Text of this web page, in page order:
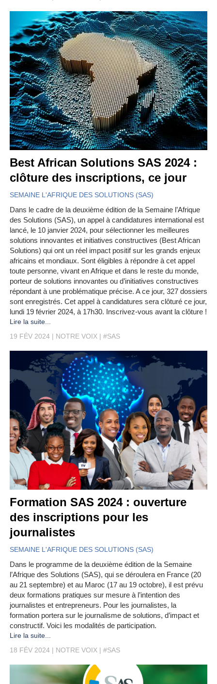
Best African Solutions SAS 2024 :
clôture des inscriptions, ce jour
SEMAINE L'AFRIQUE DES SOLUTIONS (SAS)
Dans le cadre de la deuxième édition de la Semaine l’Afrique
des Solutions (SAS), un appel à candidatures international est
lancé, le 10 janvier 2024, pour sélectionner les meilleures
solutions innovantes et initiatives constructives (Best African
Solutions) qui ont un réel impact positif sur les grands enjeux
africains et mondiaux. Sont éligibles à répondre à cet appel
toute personne, vivant en Afrique et dans le reste du monde,
porteur de solutions innovantes ou d’initiatives constructives
répondant à une problématique précise. A ce jour, 327 dossiers
sont enregistrés. Cet appel à candidatures sera clôturé ce jour,
lundi 19 février 2024, à 17h30. Inscrivez-vous avant la clôture !
Lire la suite...
19 FÉV 2024
NOTRE VOIX #SAS
Formation SAS 2024 : ouverture
des inscriptions pour les
journalistes
SEMAINE L'AFRIQUE DES SOLUTIONS (SAS)
Dans le programme de la deuxième édition de la Semaine
l’Afrique des Solutions (SAS), qui se déroulera en France (20
au 21 septembre) et au Maroc (17 au 19 octobre), il est prévu
deux formations pratiques sur mesure à l’intention des
journalistes et entrepreneurs. Pour les journalistes, la
formation portera sur le journalisme de solutions, d’impact et
constructif. Voici les modalités de participation.
Lire la suite...
18 FÉV 2024
NOTRE VOIX #SAS